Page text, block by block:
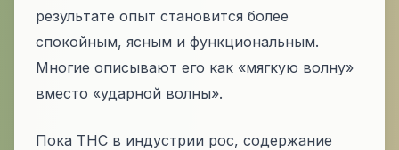
результате опыт становится более
спокойным, ясным и функциональным.
Многие описывают его как «мягкую волну»
вместо «ударной волны».
Пока THC в индустрии рос, содержание